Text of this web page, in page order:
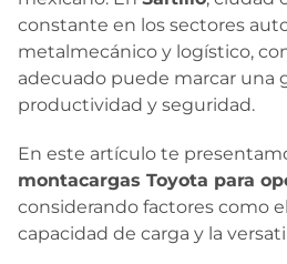
constante en los sectores
metalmecánico y logístico,
adecuado puede marcar una
productividad y seguridad.
En este artículo te
montacargas Toyota para
considerando factores como
capacidad de carga y la